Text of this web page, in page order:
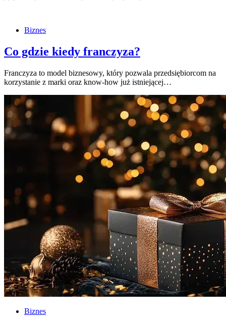
Biznes
Co gdzie kiedy franczyza?
Franczyza to model biznesowy, który pozwala przedsiębiorcom na
korzystanie z marki oraz know-how już istniejącej…
Biznes